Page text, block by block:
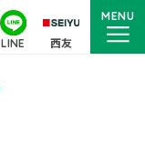
LINE 西友
MENU